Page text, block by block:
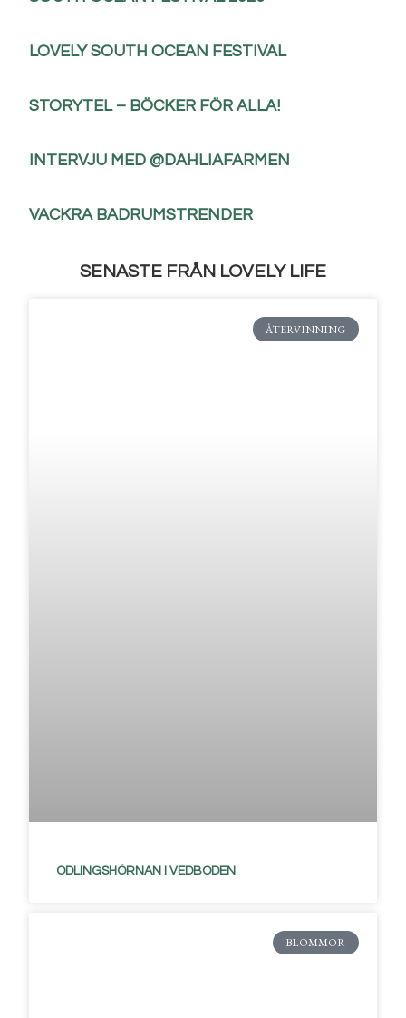
LOVELY SOUTH OCEAN FESTIVAL
STORYTEL – BÖCKER FÖR ALLA!
INTERVJU MED @DAHLIAFARMEN
VACKRA BADRUMSTRENDER
SENASTE FRÅN LOVELY LIFE
ÅTERVINNING
ODLINGSHÖRNAN I VEDBODEN
BLOMMOR